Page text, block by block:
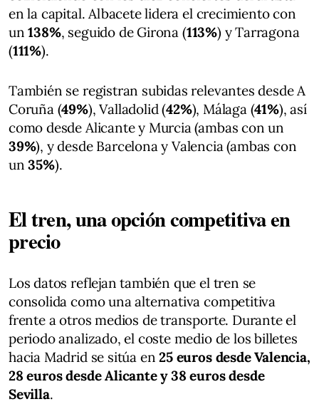
en la capital. Albacete lidera el crecimiento con
un138%, seguido de Girona (113%) y Tarragona
(111%).
También se registran subidas relevantes desde A
Coruña (49%), Valladolid (42%), Málaga (41%), así
como desde Alicante y Murcia (ambas con un
39%), y desde Barcelona y Valencia (ambas con
un35%).
El tren, una opción competitiva en
precio
Los datos reflejan también que el tren se
consolida como una alternativa competitiva
frente a otros medios de transporte. Durante el
periodo analizado, el coste medio de los billetes
hacia Madrid se sitúa en25 euros desde Valencia,
28 euros desde Alicante y 38 euros desde
Sevilla.